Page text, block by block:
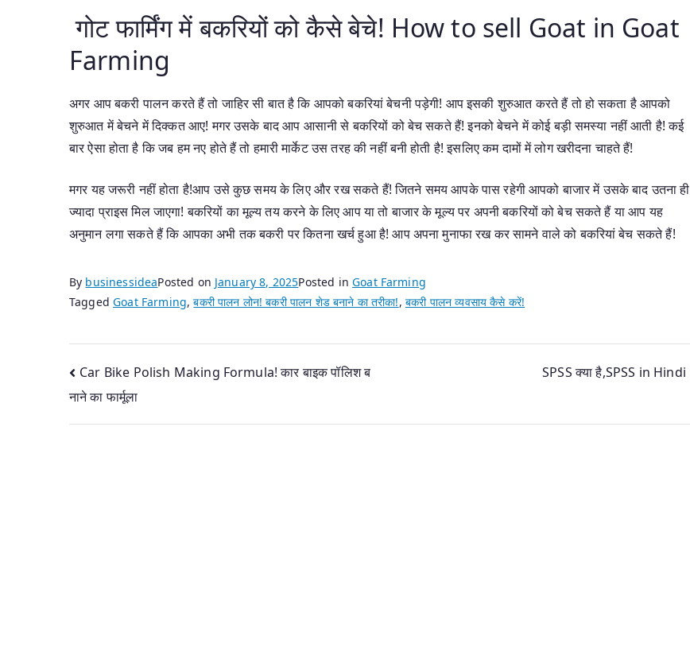
गोट फार्मिंग में बकरियों को कैसे बेचे! How to sell Goat in Goat
Farming
अगर आप बकरी पालन करते हैं तो जाहिर सी बात है कि आपको बकरियां बेचनी पड़ेगी! आप इसकी शुरुआत करते हैं तो हो सकता है आपको
शुरुआत में बेचने में दिक्कत आए! मगर उसके बाद आप आसानी से बकरियों को बेच सकते हैं! इनको बेचने में कोई बड़ी समस्या नहीं आती है! कई
बार ऐसा होता है कि जब हम नए होते हैं तो हमारी मार्केट उस तरह की नहीं बनी होती है! इसलिए कम दामों में लोग खरीदना चाहते हैं!
मगर यह जरूरी नहीं होता है!आप उसे कुछ समय के लिए और रख सकते हैं! जितने समय आपके पास रहेगी आपको बाजार में उसके बाद उतना ही
ज्यादा प्राइस मिल जाएगा! बकरियों का मूल्य तय करने के लिए आप या तो बाजार के मूल्य पर अपनी बकरियों को बेच सकते हैं या आप यह
अनुमान लगा सकते हैं कि आपका अभी तक बकरी पर कितना खर्च हुआ है! आप अपना मुनाफा रख कर सामने वाले को बकरियां बेच सकते हैं!
By businessideaPosted on January 8, 2025Posted inGoat Farming
TaggedGoat Farming,बकरी पालन लोन! बकरी पालन शेड बनाने का तरीका!, बकरी पालन व्यवसाय कैसे करें!
Post
navigation
Car Bike Polish Making Formula! कार बाइक पॉलिश ब
नाने का फार्मूला
SPSS क्या है,SPSS in Hindi